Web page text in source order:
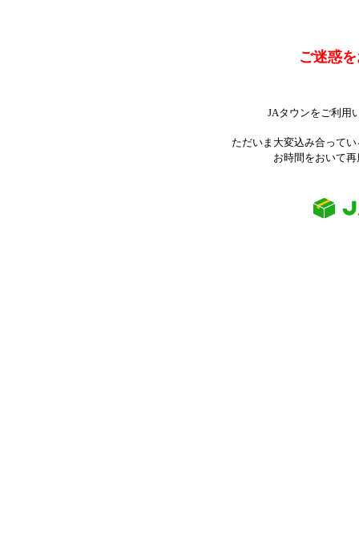
ご迷惑
JAタウンをご利用
ただいま大変込み合って
お時間をおいて